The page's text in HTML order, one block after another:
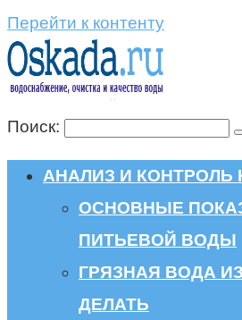
Перейти к контенту
Поиск:
АНАЛИЗ И КОНТРОЛЬ
ОСНОВНЫЕ
ПИТЬЕВОЙ ВОДЫ
ГРЯЗНАЯ ВОДА
ДЕЛАТЬ